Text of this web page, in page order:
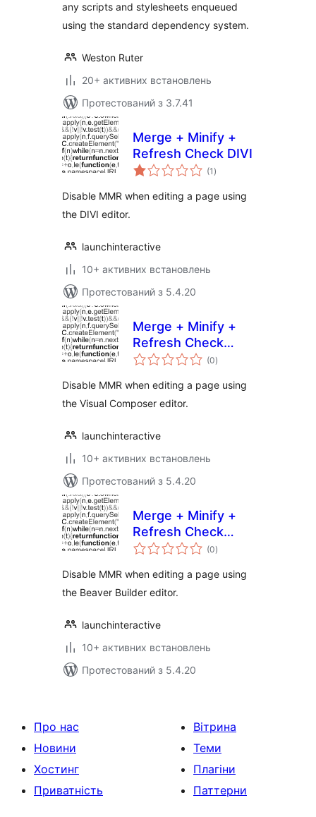
any scripts and stylesheets enqueued
using the standard dependency system.
Weston Ruter
20+ активних встановлень
Протестований з 3.7.41
Merge + Minify +
Refresh Check DIVI
(1 загальний
рейтинг
)
Disable MMR when editing a page using
the DIVI editor.
launchinteractive
10+ активних встановлень
Протестований з 5.4.20
Merge + Minify +
Refresh Check
Visual Composer
(0загальний
рейтинг
)
Disable MMR when editing a page using
the Visual Composer editor.
launchinteractive
10+ активних встановлень
Протестований з 5.4.20
Merge + Minify +
Refresh Check
Beaver Builder
(0загальний
рейтинг
)
Disable MMR when editing a page using
the Beaver Builder editor.
launchinteractive
10+ активних встановлень
Протестований з 5.4.20
Про нас
Новини
Хостинг
Приватність
Вітрина
Теми
Плагіни
Паттерни